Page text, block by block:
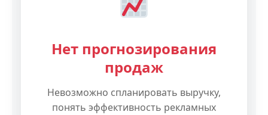
Нет прогнозирования
продаж
Невозможно спланировать выручку,
понять эффективность рекламных